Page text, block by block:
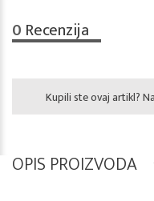
0 Recenzija
Kupili ste ovaj artikl?
OPIS PROIZVODA